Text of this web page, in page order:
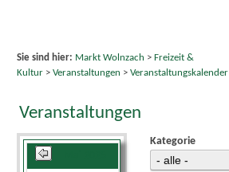
Sie sind hier: Markt Wolnzach > Freizeit &
Kultur> Veranstaltungen > Veranstaltungskalender
Veranstaltungen
Kategorie